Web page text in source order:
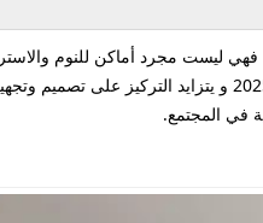
فهي ليست مجرد أماكن للنوم
ملاذات للراحة والتأمل في عالم مليء بالضجيج والانشغال وفي عام 2025 و
في المجتمع.